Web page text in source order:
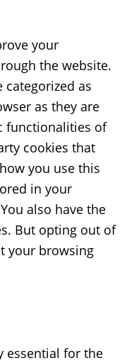
your
the website.
categorized as
as they are
functionalities of
cookies that
you use this
in your
also have the
But opting out of
your browsing
essential for the